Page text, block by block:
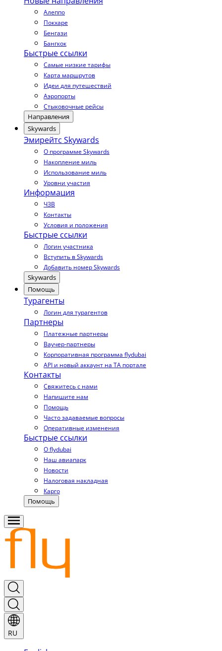
Алеппо
Покхаре
Бенгази
Бангкок
Быстрые ссылки
Самые низкие тарифы
Карта маршрутов
Идеи для путешествий
Аэропорты
Стыковочные рейсы
Направления
Skywards
Эмирейтс Skywards
О программе Skywards
Накопление миль
Использование миль
Уровни участия
Информация
ЧЗВ
Контакты
Условия и положения
Быстрые ссылки
Логин участника
Вступить в Skywards
Добавить номер Skywards
Skywards
Помощь
Турагенты
Логин для турагентов
Партнеры
Платежные партнеры
Ваучер-партнеры
Корпоративная программа flydubai
API и новый аккаунт на TA портале
Контакты
Свяжитесь с нами
Напишите нам
Помощь
Часто задаваемые вопросы
Оперативные изменения
Быстрые ссылки
О flydubai
Наш авиапарк
Новости
Налоговая накладная
Карго
Помощь
RU